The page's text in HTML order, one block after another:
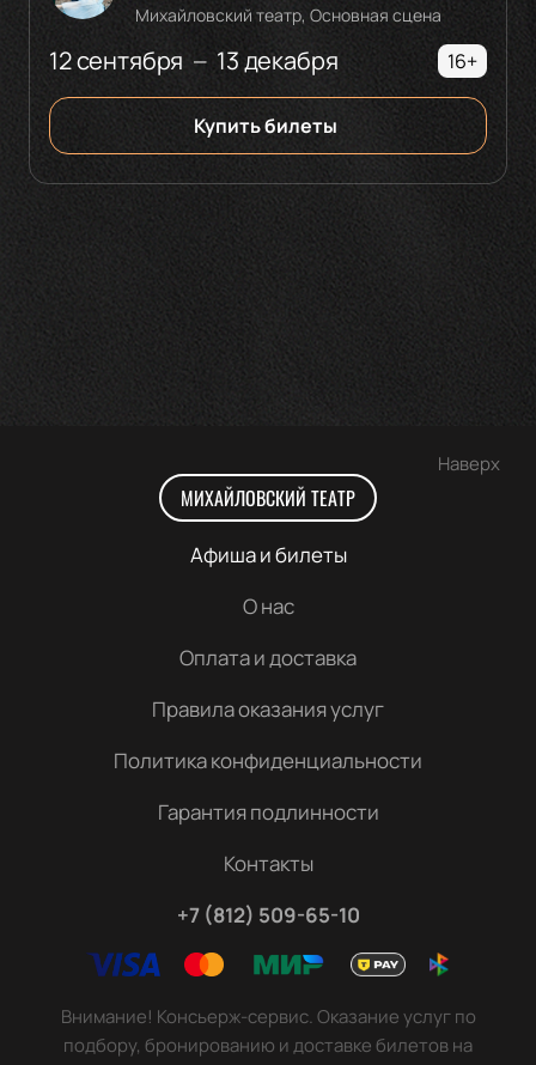
12 сентября — 13 декабря
Михайловский театр, Основная сцена
16+
Купить билеты
Наверх
МИХАЙЛОВСКИЙ ТЕАТР
Афиша и билеты
О нас
Оплата и доставка
Правила оказания услуг
Политика конфиденциальности
Гарантия подлинности
Контакты
+7 (812) 509-65-10
Внимание! Консьерж-сервис. Оказание услуг по
подбору, бронированию и доставке билетов на